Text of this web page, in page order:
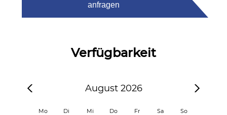
anfragen
Verfügbarkeit
August 2026
Mo Di Mi Do Fr Sa So